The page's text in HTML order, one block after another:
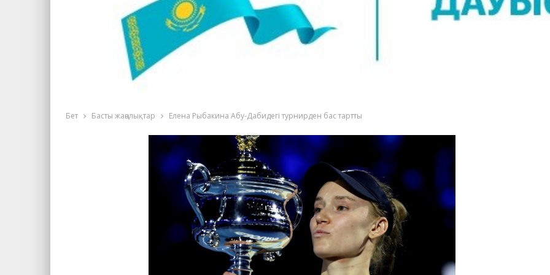
Бет Басты жаңалықтар Елена Рыбакина Абу-Дабидегі турнирден бас тартты